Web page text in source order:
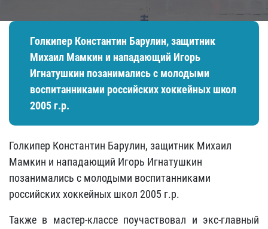
Голкипер Константин Барулин, защитник
Михаил Мамкин и нападающий Игорь
Игнатушкин позанимались с молодыми
воспитанниками российских хоккейных школ
2005 г.р.
Голкипер Константин Барулин, защитник Михаил
Мамкин и нападающий Игорь Игнатушкин
позанимались с молодыми воспитанниками
российских хоккейных школ 2005 г.р.
Также в мастер-классе поучаствовал и экс-главный